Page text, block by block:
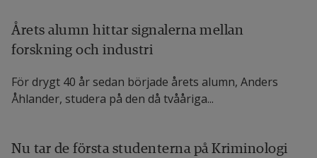
Årets alumn hittar signalerna mellan
forskning och industri
För drygt 40 år sedan började årets alumn, Anders
Åhlander, studera på den då tvååriga...
Nu tar de första studenterna på Kriminologi